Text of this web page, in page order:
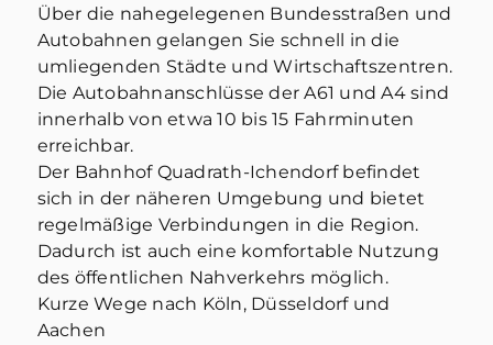
Über die nahegelegenen Bundesstraßen und
Autobahnen gelangen Sie schnell in die
umliegenden Städte und Wirtschaftszentren.
Die Autobahnanschlüsse der A61 und A4 sind
innerhalb von etwa 10 bis 15 Fahrminuten
erreichbar.
Der Bahnhof Quadrath-Ichendorf befindet
sich in der näheren Umgebung und bietet
regelmäßige Verbindungen in die Region.
Dadurch ist auch eine komfortable Nutzung
des öffentlichen Nahverkehrs möglich.
Kurze Wege nach Köln, Düsseldorf und
Aachen